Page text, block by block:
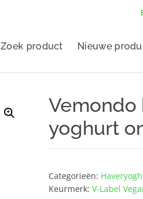
Zoek product Nieuwe
Vemondo
yoghurt
Categorieën:
Keurmerk:V-Label